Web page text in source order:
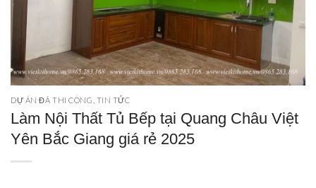
DỰ ÁN ĐÃ THI CÔNG TIN TỨC
Làm Nội Thất Tủ Bếp tại Quang Châu Việt
Yên Bắc Giang giá rẻ 2025